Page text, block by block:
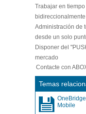
Trabajar en
Administración de
desde un solo
Disponer del
mercado
Contacte con
Temas
OneBridge
Mobile